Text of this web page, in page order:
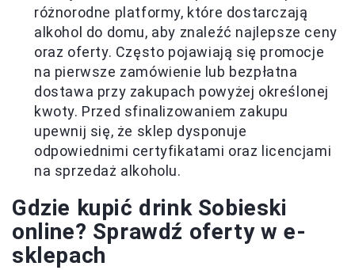
różnorodne platformy, które dostarczają
alkohol do domu, aby znaleźć najlepsze ceny
oraz oferty. Często pojawiają się promocje
na pierwsze zamówienie lub bezpłatna
dostawa przy zakupach powyżej określonej
kwoty. Przed sfinalizowaniem zakupu
upewnij się, że sklep dysponuje
odpowiednimi certyfikatami oraz licencjami
na sprzedaż alkoholu.
Gdzie kupić drink Sobieski
online? Sprawdź oferty w e-
sklepach